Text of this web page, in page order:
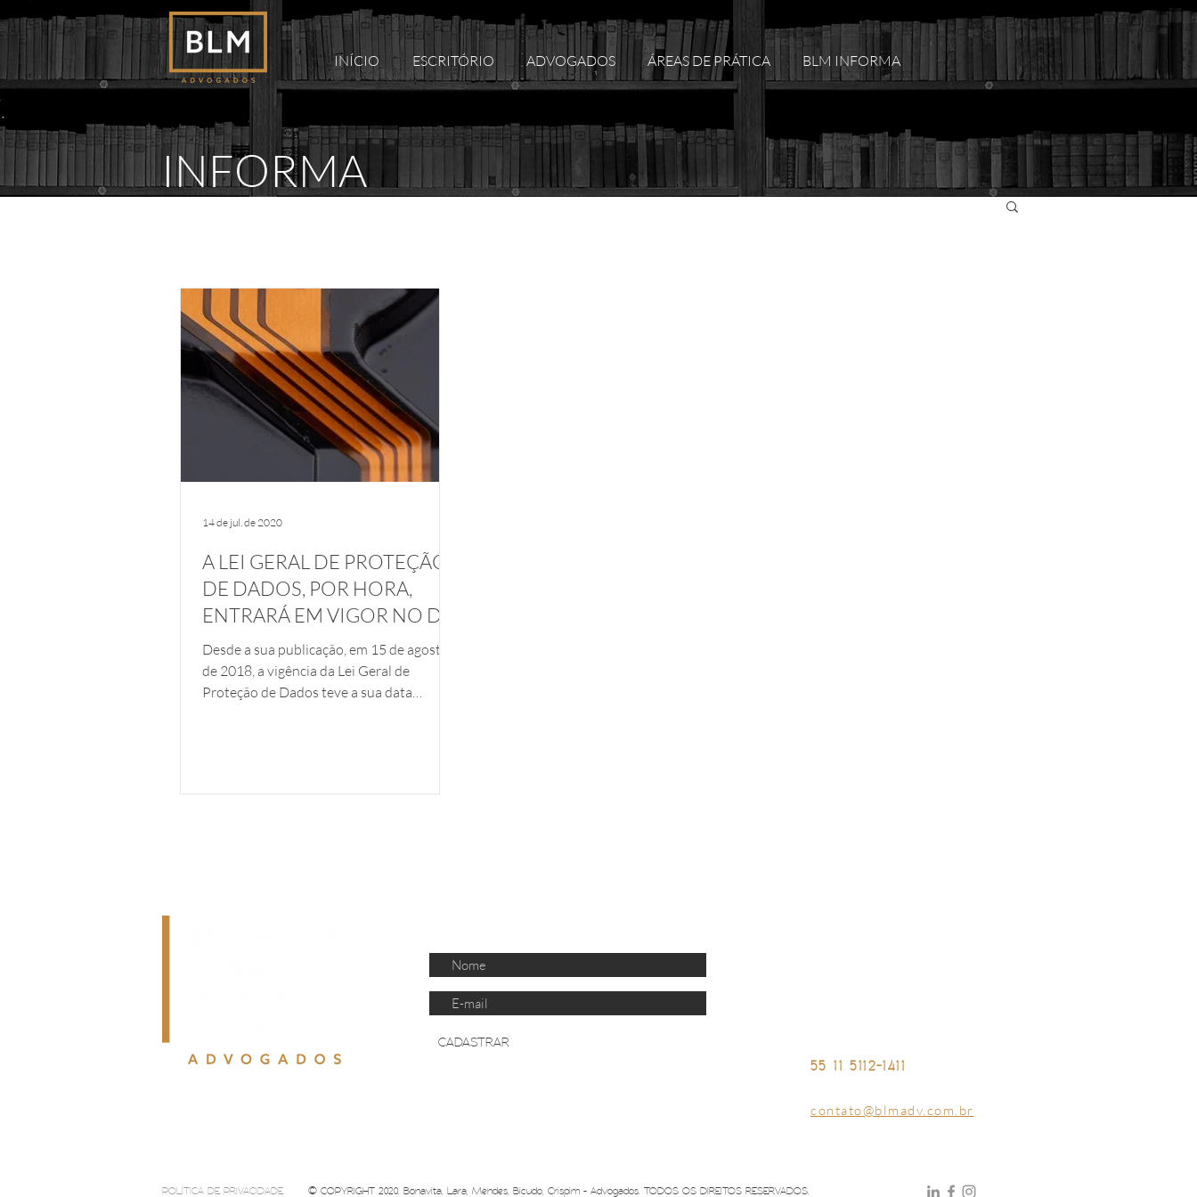
INÍCIO ESCRITÓRIO ADVOGADOS ÁREAS DE PRÁTICA BLM INFORMA
INFORMA
A LEI GERAL DE PROTEÇÃO
DE DADOS, POR HORA,
ENTRARÁ EM VIGOR NO DIA
03 DE MAIO DE 2021.
Desde a sua publicação, em 15 de agosto
de 2018, a vigência da Lei Geral de
Proteção de Dados teve a sua data
14 de jul. de 2020
CADASTRAR
55 11 5112-1411
contato@blmadv.com.br
© COPYRIGHT 2020. Bonavita, Lara, Mendes, Bicudo, Crispim - Advogados. TODOS OS DIREITOS RESERVADOS.
POLÍTICA DE PRIVACIDADE